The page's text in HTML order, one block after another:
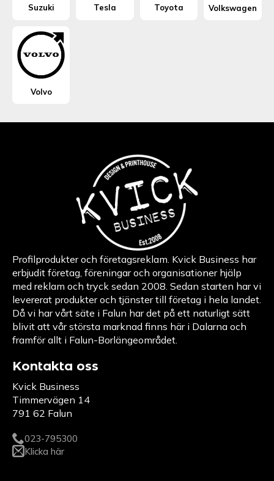
Suzuki Tesla Toyota Volkswagen
Volvo
Profilprodukter och företagsreklam. Kvick Business har
erbjudit företag, föreningar och organisationer hjälp
med reklam och tryck sedan 2008. Sedan starten har vi
levererat produkter och tjänster till företag i hela landet.
Då vi har vårt säte i Falun har det på ett naturligt sätt
blivit att vår största marknad finns här i Dalarna och
framför allt i Falun-Borlängeområdet.
Kontakta oss
Kvick Business
Timmervägen 14
791 62 Falun
023-795300
Klicka här